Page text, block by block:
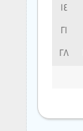
14
21
28